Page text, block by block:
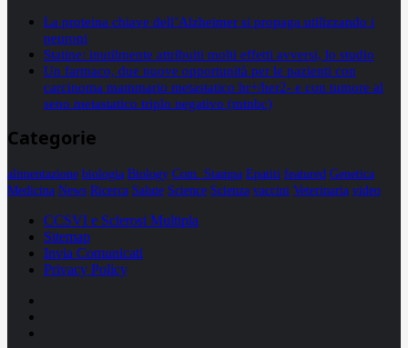
La proteina chiave dell’Alzheimer si propaga utilizzando i
neuroni
Statine: inutilmente attribuiti molti effetti avversi, lo studio
Un farmaco, due nuove opportunità per le pazienti con
carcinoma mammario metastatico hr+/her2- e con tumore al
seno metastatico triplo negativo (mtnbc)
Categorie
alimentazione biologia Biology Com. Stampa Epatiti featured Genetica
Medicina News Ricerca Salute Science Scienza vaccini Veterinaria video
CCSVI e Sclerosi Multipla
Sitemap
Invia Comunicati
Privacy Policy